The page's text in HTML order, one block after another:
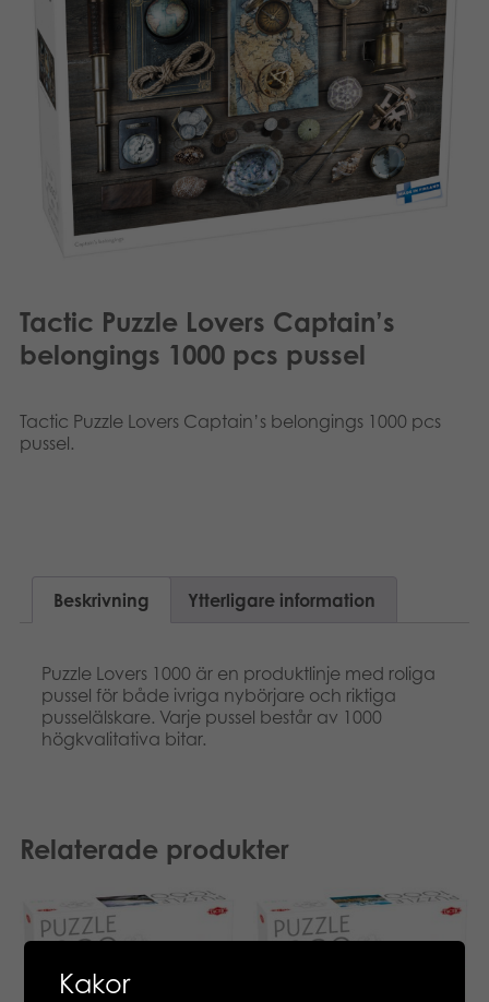
Arkiverade produkter
Applikationer
Dansk
Nederlands
Français
Deutsch
Tactic Puzzle Lovers Captain’s
belongings 1000 pcs pussel
Tactic Puzzle Lovers Captain’s belongings 1000 pcs
pussel.
Beskrivning Ytterligare information
Puzzle Lovers 1000 är en produktlinje med roliga
pussel för både ivriga nybörjare och riktiga
pusselälskare. Varje pussel består av 1000
högkvalitativa bitar.
Relaterade produkter
Kakor